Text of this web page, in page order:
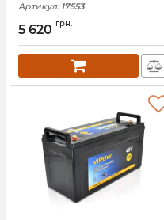
Артикул: 17553
5 620 грн.